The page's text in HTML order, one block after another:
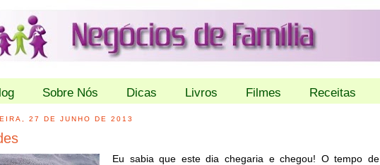
Sobre Nós Dicas Livros Filmes Receitas
27 DE JUNHO DE 2013
Eu sabia que este dia chegaria e chegou! O tempo de